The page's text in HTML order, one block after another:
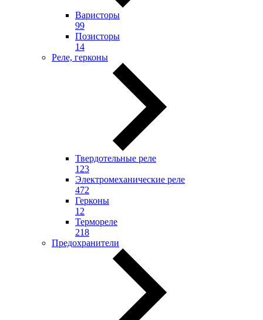
Варисторы
99
Позисторы
14
Реле, герконы
Твердотельные реле
123
Электромеханические реле
472
Герконы
12
Термореле
218
Предохранители